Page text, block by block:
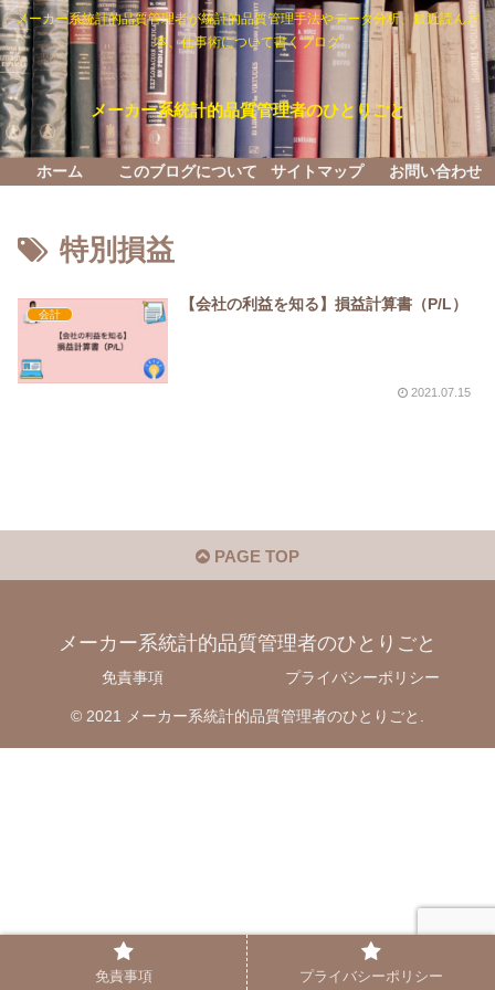
メーカー系統計的品質管理者が統計的品質管理手法やデータ分析、最近読んだ
本、仕事術について書くブログ
メーカー系統計的品質管理者のひとりごと
ホーム このブログについて サイトマップ お問い合わせ
特別損益
会計
【会社の利益を知る】損益計算書（P/L）
2021.07.15
PAGE TOP
メーカー系統計的品質管理者のひとりごと
免責事項 プライバシーポリシー
© 2021 メーカー系統計的品質管理者のひとりごと.
免責事項 プライバシーポリシー